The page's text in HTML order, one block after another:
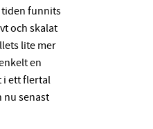
tiden funnits
och skalat
lite mer
en
i ett flertal
nu senast